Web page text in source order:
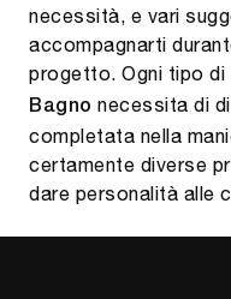
necessità, e vari
accompagnarti
progetto. Ogni tipo
Bagno necessita di
completata nella
certamente diverse
dare personalità alle